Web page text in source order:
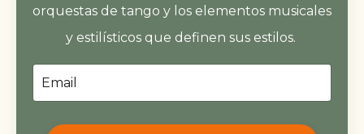
orquestas de tango y los elementos musicales
y estilísticos que definen sus estilos.